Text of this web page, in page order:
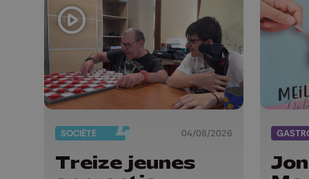
SOCIÉTÉ 04/08/2026
Treize jeunes